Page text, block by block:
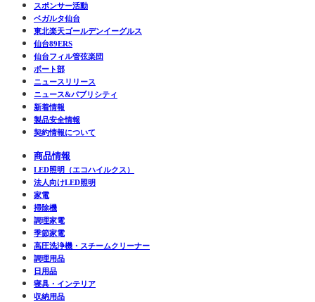
スポンサー活動
ベガルタ仙台
東北楽天ゴールデンイーグルス
仙台89ERS
仙台フィル管弦楽団
ボート部
ニュースリリース
ニュース&パブリシティ
新着情報
製品安全情報
契約情報について
商品情報
LED照明（エコハイルクス）
法人向けLED照明
家電
掃除機
調理家電
季節家電
高圧洗浄機・スチームクリーナー
調理用品
日用品
寝具・インテリア
収納用品